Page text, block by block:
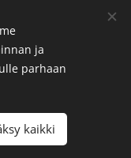
Viitaankulmantie 373,
ja
parhaan
kaikki